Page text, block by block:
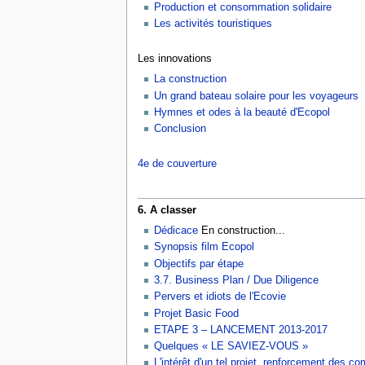
Production et consommation solidaire
Les activités touristiques
Les innovations
La construction
Un grand bateau solaire pour les voyageurs
Hymnes et odes à la beauté d'Ecopol
Conclusion
4e de couverture
6. A classer
DédicaceEn construction...
Synopsis film Ecopol
Objectifs par étape
3.7. Business Plan / Due Diligence
Pervers et idiots de l'Ecovie
Projet Basic Food
ETAPE 3 – LANCEMENT 2013-2017
Quelques « LE SAVIEZ-VOUS »